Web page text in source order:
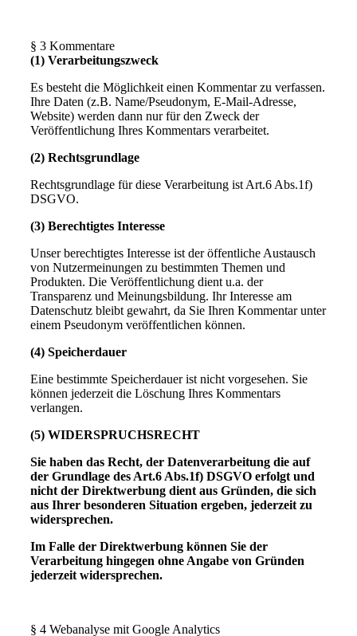
§ 3 Kommentare
(1) Verarbeitungszweck
Es besteht die Möglichkeit einen Kommentar zu verfassen.
Ihre Daten (z.B. Name/Pseudonym, E-Mail-Adresse,
Website) werden dann nur für den Zweck der
Veröffentlichung Ihres Kommentars verarbeitet.
(2) Rechtsgrundlage
Rechtsgrundlage für diese Verarbeitung ist Art.6 Abs.1f)
DSGVO.
(3) Berechtigtes Interesse
Unser berechtigtes Interesse ist der öffentliche Austausch
von Nutzermeinungen zu bestimmten Themen und
Produkten. Die Veröffentlichung dient u.a. der
Transparenz und Meinungsbildung. Ihr Interesse am
Datenschutz bleibt gewahrt, da Sie Ihren Kommentar unter
einem Pseudonym veröffentlichen können.
(4) Speicherdauer
Eine bestimmte Speicherdauer ist nicht vorgesehen. Sie
können jederzeit die Löschung Ihres Kommentars
verlangen.
(5) WIDERSPRUCHSRECHT
Sie haben das Recht, der Datenverarbeitung die auf
der Grundlage des Art.6 Abs.1f) DSGVO erfolgt und
nicht der Direktwerbung dient aus Gründen, die sich
aus Ihrer besonderen Situation ergeben, jederzeit zu
widersprechen.
Im Falle der Direktwerbung können Sie der
Verarbeitung hingegen ohne Angabe von Gründen
jederzeit widersprechen.
§ 4 Webanalyse mit Google Analytics